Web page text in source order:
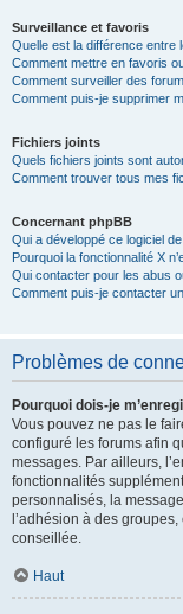
Surveillance et favoris
Quelle est la différence entre
Comment mettre en favoris
Comment surveiller des
Comment puis-je supprimer
Fichiers joints
Quels fichiers joints sont
Comment trouver tous mes
Concernant phpBB
Qui a développé ce logiciel
Pourquoi la fonctionnalité X
Qui contacter pour les abus
Comment puis-je contacter
Problèmes de
Pourquoi dois-je
Vous pouvez ne pas le
configuré les forums afin
messages. Par ailleurs,
fonctionnalités
personnalisés, la
l’adhésion à des
conseillée.
Haut